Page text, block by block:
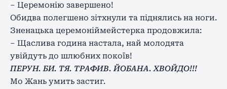
– Церемонію завершено!
Обидва полегшено зітхнули та піднялись на ноги.
Зненацька церемоніймейстерка продовжила:
– Щаслива година настала, най молодята
увійдуть до шлюбних покоїв!
ПЕРУН. БИ. ТЯ. ТРАФИВ. ЙОБАНА. ХВОЙДО!!!
Мо Жань умить застиг.